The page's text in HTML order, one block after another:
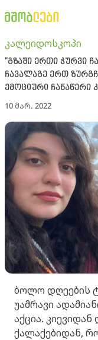
კალეიდოსკოპი
"გზაში ერთი ჭურვი
ჩავალაგე ერთ
ემოციური ჩანაწერი
10 მარ. 2022
ბოლო დღეების
უამრავი
აქცია.
ქალაქებიდან,